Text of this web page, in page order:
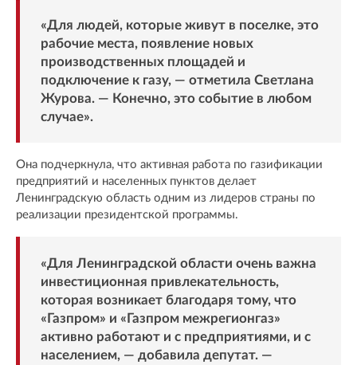
«Для людей, которые живут в поселке, это
рабочие места, появление новых
производственных площадей и
подключение к газу, — отметила Светлана
Журова. — Конечно, это событие в любом
случае».
Она подчеркнула, что активная работа по газификации
предприятий и населенных пунктов делает
Ленинградскую область одним из лидеров страны по
реализации президентской программы.
«Для Ленинградской области очень важна
инвестиционная привлекательность,
которая возникает благодаря тому, что
«Газпром» и «Газпром межрегионгаз»
активно работают и с предприятиями, и с
населением, — добавила депутат. —